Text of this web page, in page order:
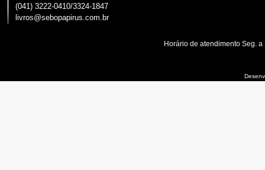
(041) 3222-0410/3324-1847
livros@sebopapirus.com.br
Horário de atendimento Seg.